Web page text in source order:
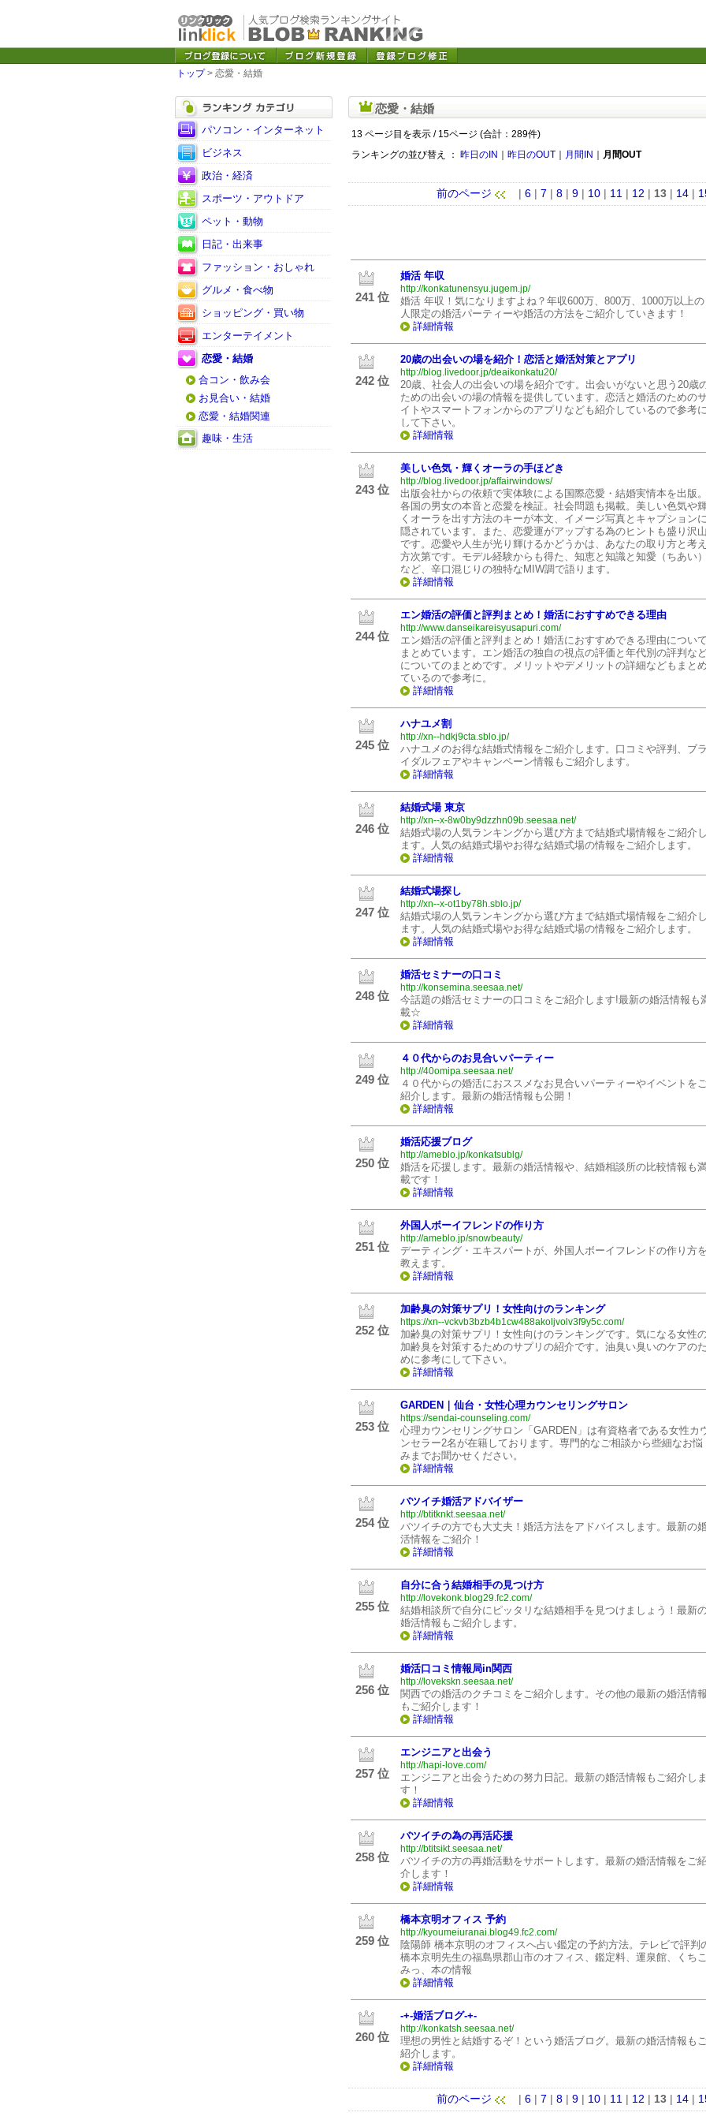
トップ> 恋愛・結婚
パソコン・インターネット
ビジネス
政治・経済
スポーツ・アウトドア
ペット・動物
日記・出来事
ファッション・おしゃれ
グルメ・食べ物
ショッピング・買い物
エンターテイメント
恋愛・結婚
合コン・飲み会
お見合い・結婚
恋愛・結婚関連
趣味・生活
恋愛・結婚
13 ページ目を表示 / 15ページ (合計：289件)
ランキングの並び替え ： 昨日のIN 昨日のOUT 月間IN
月間OUT
前のページ | 6 | 7 | 8 | 9 | 10 | 11 | 12 | 13 | 14 |
241 位
婚活 年収
http://konkatunensyu.jugem.jp/
婚活 年収！気になりますよね？年収600万、800万、1000万以上の
人限定の婚活パーティーや婚活の方法をご紹介していきます！
詳細情報
242 位
20歳の出会いの場を紹介！恋活と婚活対策とアプリ
http://blog.livedoor.jp/deaikonkatu20/
20歳、社会人の出会いの場を紹介です。出会いがないと思う20歳
ための出会いの場の情報を提供しています。恋活と婚活のためのサ
イトやスマートフォンからのアプリなども紹介しているので参考に
して下さい。
詳細情報
243 位
美しい色気・輝くオーラの手ほどき
http://blog.livedoor.jp/affairwindows/
出版会社からの依頼で実体験による国際恋愛・結婚実情本を出版。
各国の男女の本音と恋愛を検証。社会問題も掲載。美しい色気や
くオーラを出す方法のキーが本文、イメージ写真とキャプションに
隠されています。また、恋愛運がアップする為のヒントも盛り沢山
です。恋愛や人生が光り輝けるかどうかは、あなたの取り方と考え
方次第です。モデル経験からも得た、知恵と知識と知愛（ちあい）
など、辛口混じりの独特なMIW調で語ります。
詳細情報
244 位
エン婚活の評価と評判まとめ！婚活におすすめできる理由
http://www.danseikareisyusapuri.com/
エン婚活の評価と評判まとめ！婚活におすすめできる理由について
まとめています。エン婚活の独自の視点の評価と年代別の評判な
についてのまとめです。メリットやデメリットの詳細などもまとめ
ているので参考に。
詳細情報
245 位
ハナユメ割
http://xn--hdkj9cta.sblo.jp/
ハナユメのお得な結婚式情報をご紹介します。口コミや評判、ブラ
イダルフェアやキャンペーン情報もご紹介します。
詳細情報
246 位
結婚式場 東京
http://xn--x-8w0by9dzzhn09b.seesaa.net/
結婚式場の人気ランキングから選び方まで結婚式場情報をご紹介し
ます。人気の結婚式場やお得な結婚式場の情報をご紹介します。
詳細情報
247 位
結婚式場探し
http://xn--x-ot1by78h.sblo.jp/
結婚式場の人気ランキングから選び方まで結婚式場情報をご紹介し
ます。人気の結婚式場やお得な結婚式場の情報をご紹介します。
詳細情報
248 位
婚活セミナーの口コミ
http://konsemina.seesaa.net/
今話題の婚活セミナーの口コミをご紹介します!最新の婚活情報も
載☆
詳細情報
249 位
４０代からのお見合いパーティー
http://40omipa.seesaa.net/
４０代からの婚活におススメなお見合いパーティーやイベントを
紹介します。最新の婚活情報も公開！
詳細情報
250 位
婚活応援ブログ
http://ameblo.jp/konkatsublg/
婚活を応援します。最新の婚活情報や、結婚相談所の比較情報も
載です！
詳細情報
251 位
外国人ボーイフレンドの作り方
http://ameblo.jp/snowbeauty/
デーティング・エキスパートが、外国人ボーイフレンドの作り方を
教えます。
詳細情報
252 位
加齢臭の対策サプリ！女性向けのランキング
https://xn--vckvb3bzb4b1cw488akoljvolv3f9y5c.com/
加齢臭の対策サプリ！女性向けのランキングです。気になる女性
加齢臭を対策するためのサプリの紹介です。油臭い臭いのケアのた
めに参考にして下さい。
詳細情報
253 位
GARDEN｜仙台・女性心理カウンセリングサロン
https://sendai-counseling.com/
心理カウンセリングサロン「GARDEN」は有資格者である女性カ
ンセラー2名が在籍しております。専門的なご相談から些細なお悩
みまでお聞かせください。
詳細情報
254 位
バツイチ婚活アドバイザー
http://btitknkt.seesaa.net/
バツイチの方でも大丈夫！婚活方法をアドバイスします。最新の
活情報をご紹介！
詳細情報
255 位
自分に合う結婚相手の見つけ方
http://lovekonk.blog29.fc2.com/
結婚相談所で自分にピッタリな結婚相手を見つけましょう！最新
婚活情報もご紹介します。
詳細情報
256 位
婚活口コミ情報局in関西
http://lovekskn.seesaa.net/
関西での婚活のクチコミをご紹介します。その他の最新の婚活情報
もご紹介します！
詳細情報
257 位
エンジニアと出会う
http://hapi-love.com/
エンジニアと出会うための努力日記。最新の婚活情報もご紹介しま
す！
詳細情報
258 位
バツイチの為の再活応援
http://btitsikt.seesaa.net/
バツイチの方の再婚活動をサポートします。最新の婚活情報をご紹
介します！
詳細情報
259 位
橋本京明オフィス 予約
http://kyoumeiuranai.blog49.fc2.com/
陰陽師 橋本京明のオフィスへ占い鑑定の予約方法。テレビで評判
橋本京明先生の福島県郡山市のオフィス、鑑定料、運泉館、くちこ
みっ、本の情報
詳細情報
260 位
-+-婚活ブログ-+-
http://konkatsh.seesaa.net/
理想の男性と結婚するぞ！という婚活ブログ。最新の婚活情報も
紹介します。
詳細情報
前のページ | 6 | 7 | 8 | 9 | 10 | 11 | 12 | 13 | 14 |